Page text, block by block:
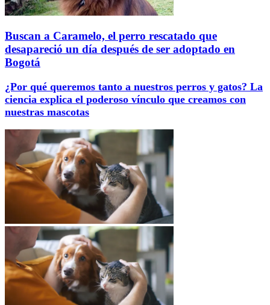
Buscan a Caramelo, el perro rescatado que
desapareció un día después de ser adoptado en
Bogotá
¿Por qué queremos tanto a nuestros perros y gatos? La
ciencia explica el poderoso vínculo que creamos con
nuestras mascotas